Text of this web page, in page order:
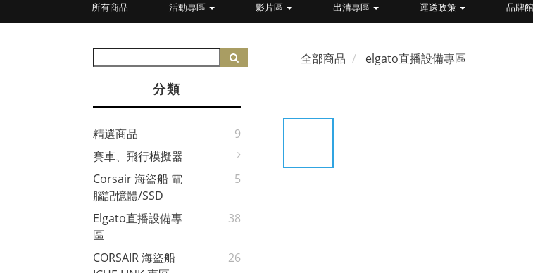
所有商品 活動專區 影片區 出清專區 運送政策 品牌館
分類
精選商品
9
賽車、飛行模擬器
Corsair 海盜船 電
腦記憶體/SSD
5
Elgato直播設備專
區
38
CORSAIR 海盜船
26
全部商品 elgato直播設備專區